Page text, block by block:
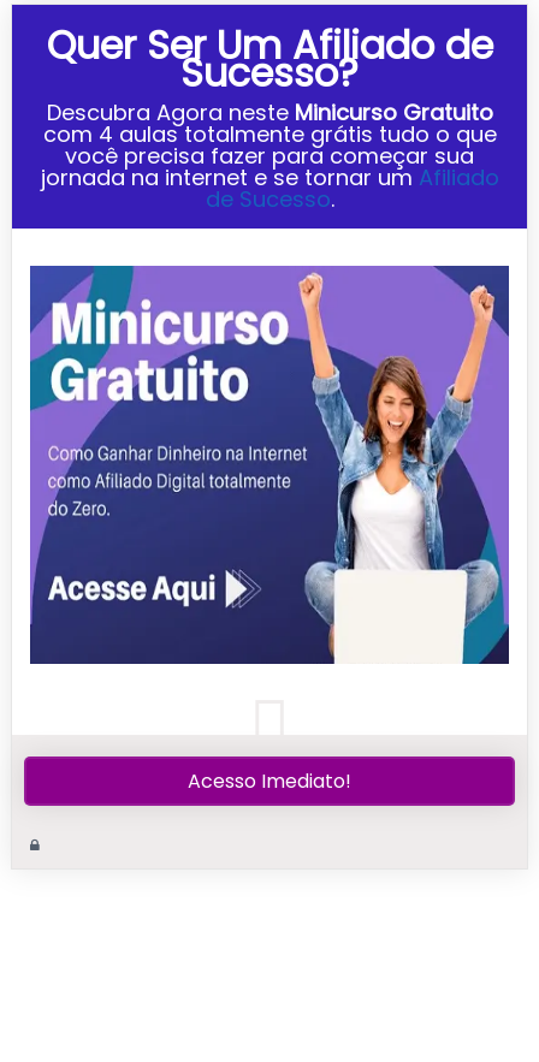
Quer Ser Um Afiliado de
Sucesso?
Descubra Agora neste Minicurso Gratuito
com 4 aulas totalmente grátis tudo o que
você precisa fazer para começar sua
jornada na internet e se tornar um Afiliado
de Sucesso.
Acesso Imediato!